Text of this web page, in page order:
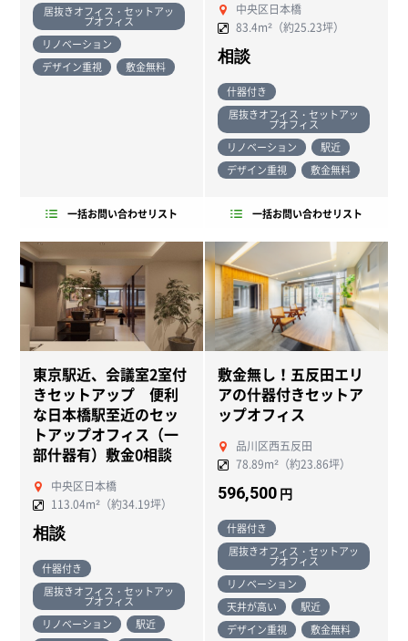
居抜きオフィス・セットアッ
プオフィス
リノベーション
デザイン重視
敷金無料
一括お問い合わせリスト
中央区日本橋
83.4m²（約25.23坪）
相談
什器付き
居抜きオフィス・セットアッ
プオフィス
リノベーション
駅近
デザイン重視
敷金無料
一括お問い合わせリスト
東京駅近、会議室2室付
きセットアップ 便利
な日本橋駅至近のセッ
トアップオフィス（一
部什器有）敷金0相談
中央区日本橋
113.04m²（約34.19坪）
相談
什器付き
居抜きオフィス・セットアッ
プオフィス
リノベーション
駅近
敷金無し！五反田エリ
アの什器付きセットア
ップオフィス
品川区西五反田
78.89m²（約23.86坪）
596,500 円
什器付き
居抜きオフィス・セットアッ
プオフィス
リノベーション
天井が高い
駅近
デザイン重視
敷金無料